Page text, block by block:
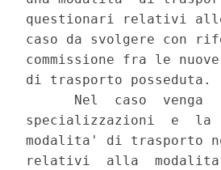
questionari relativi
caso da svolgere con
commissione fra le
di trasporto posseduta.
Nel  caso  venga
specializzazioni  e  la
modalita' di trasporto
relativi  alla